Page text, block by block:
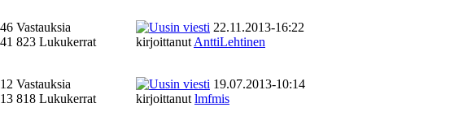
46 Vastauksia
41 823 Lukukerrat
22.11.2013-16:22
kirjoittanut AnttiLehtinen
12 Vastauksia
13 818 Lukukerrat
19.07.2013-10:14
kirjoittanut lmfmis